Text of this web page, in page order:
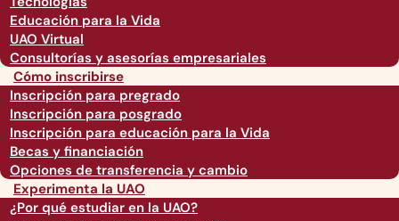
Educación para la Vida
UAO Virtual
Consultorías y asesorías empresariales
Cómo inscribirse
Inscripción para pregrado
Inscripción para posgrado
Inscripción para educación para la Vida
Becas y financiación
Opciones de transferencia y cambio
Experimenta la UAO
¿Por qué estudiar en la UAO?